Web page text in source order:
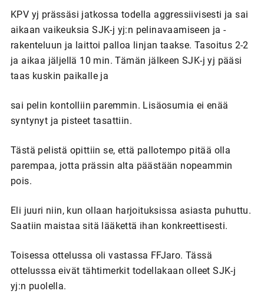
KPV yj prässäsi jatkossa todella aggressiivisesti ja sai
aikaan vaikeuksia SJK-j yj:n pelinavaamiseen ja -
rakenteluun ja laittoi palloa linjan taakse. Tasoitus 2-2
ja aikaa jäljellä 10 min. Tämän jälkeen SJK-j yj pääsi
taas kuskin paikalle ja
sai pelin kontolliin paremmin. Lisäosumia ei enää
syntynyt ja pisteet tasattiin.
Tästä pelistä opittiin se, että pallotempo pitää olla
parempaa, jotta prässin alta päästään nopeammin
pois.
Eli juuri niin, kun ollaan harjoituksissa asiasta puhuttu.
Saatiin maistaa sitä lääkettä ihan konkreettisesti.
Toisessa ottelussa oli vastassa FFJaro. Tässä
ottelusssa eivät tähtimerkit todellakaan olleet SJK-j
yj:n puolella.